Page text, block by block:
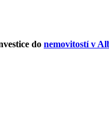
do nemovitostí v